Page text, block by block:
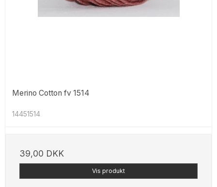
Merino Cotton fv 1514
14451514
39,00 DKK
Vis produkt